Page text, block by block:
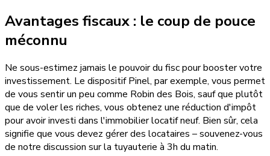
Avantages fiscaux : le coup de pouce
méconnu
Ne sous-estimez jamais le pouvoir du fisc pour booster votre
investissement. Le dispositif Pinel, par exemple, vous permet
de vous sentir un peu comme Robin des Bois, sauf que plutôt
que de voler les riches, vous obtenez une réduction d'impôt
pour avoir investi dans l'immobilier locatif neuf. Bien sûr, cela
signifie que vous devez gérer des locataires – souvenez-vous
de notre discussion sur la tuyauterie à 3h du matin.